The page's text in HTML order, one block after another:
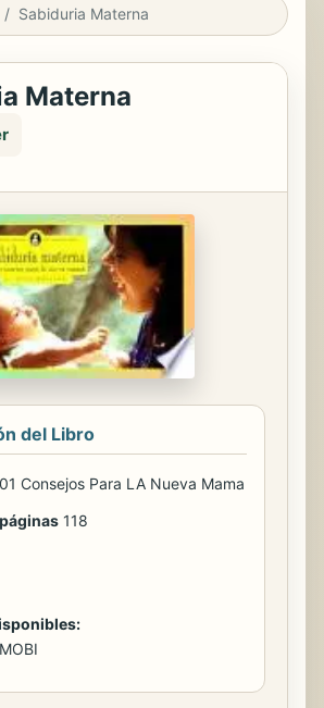
Sabiduria Materna
Materna
del Libro
Consejos Para LA Nueva Mama
118